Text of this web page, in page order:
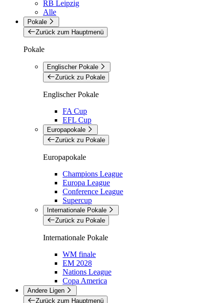
RB Leipzig
Alle
Pokale
Zurück zum Hauptmenü
Pokale
Englischer Pokale
Zurück zu Pokale
Englischer Pokale
FA Cup
EFL Cup
Europapokale
Zurück zu Pokale
Europapokale
Champions League
Europa League
Conference League
Supercup
Internationale Pokale
Zurück zu Pokale
Internationale Pokale
WM finale
EM 2028
Nations League
Copa America
Andere Ligen
Zurück zum Hauptmenü